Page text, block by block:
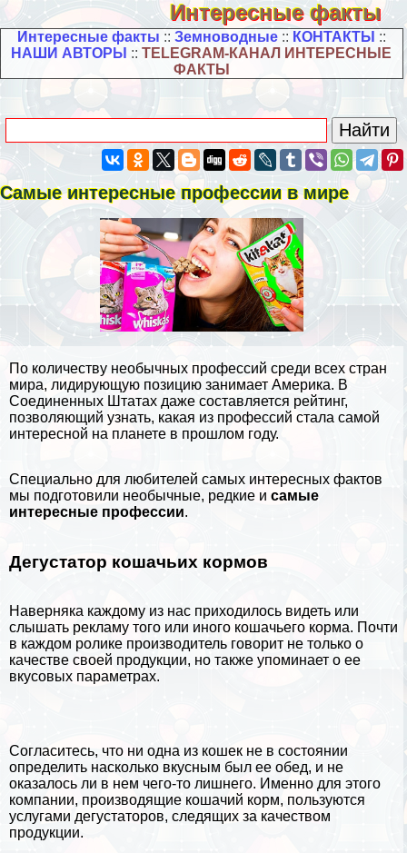
Интересные факты
Интересные факты :: Земноводные:: КОНТАКТЫ ::
НАШИ АВТОРЫ ::TELEGRAM-КАНАЛ ИНТЕРЕСНЫЕ
ФАКТЫ
Самые интересные профессии в мире
По количеству необычных профессий среди всех стран
мира, лидирующую позицию занимает Америка. В
Соединенных Штатах даже составляется рейтинг,
позволяющий узнать, какая из профессий стала самой
интересной на планете в прошлом году.
Специально для любителей самых интересных фактов
мы подготовили необычные, редкие и самые
интересные профессии.
Дегустатор кошачьих кормов
Наверняка каждому из нас приходилось видеть или
слышать рекламу того или иного кошачьего корма. Почти
в каждом ролике производитель говорит не только о
качестве своей продукции, но также упоминает о ее
вкусовых параметрах.
Согласитесь, что ни одна из кошек не в состоянии
определить насколько вкусным был ее обед, и не
оказалось ли в нем чего-то лишнего. Именно для этого
компании, производящие кошачий корм, пользуются
услугами дегустаторов, следящих за качеством
продукции.